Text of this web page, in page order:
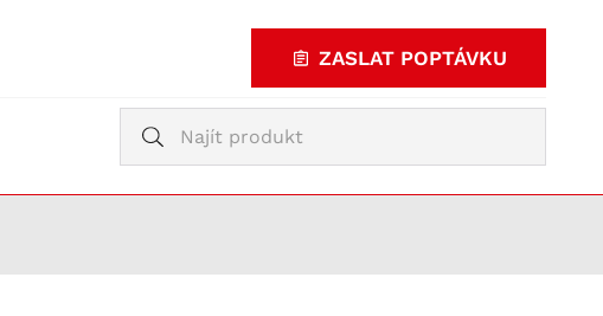
ZASLAT POPTÁVKU
JAK NAKUPOVATVyhledávání